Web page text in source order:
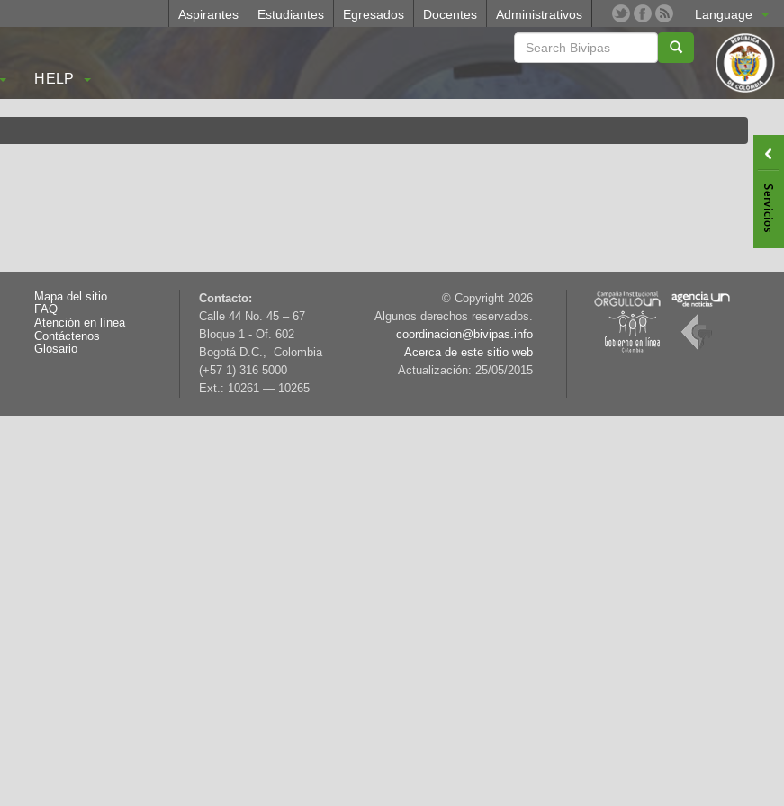
Language
Aspirantes Estudiantes Egresados Docentes Administrativos
HELP
Mapa del sitio
FAQ
Atención en línea
Contáctenos
Glosario
Contacto:
Calle 44 No. 45 – 67
Bloque 1 - Of. 602
Bogotá D.C., Colombia
(+57 1) 316 5000
Ext.: 10261 — 10265
© Copyright 2026
Algunos derechos reservados.
coordinacion@bivipas.info
Acerca de este sitio web
Actualización: 25/05/2015